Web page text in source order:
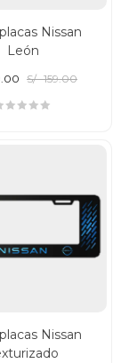
Nissan
León
S/ 159.00
Nissan